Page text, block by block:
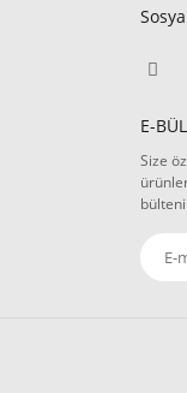
E-
Size